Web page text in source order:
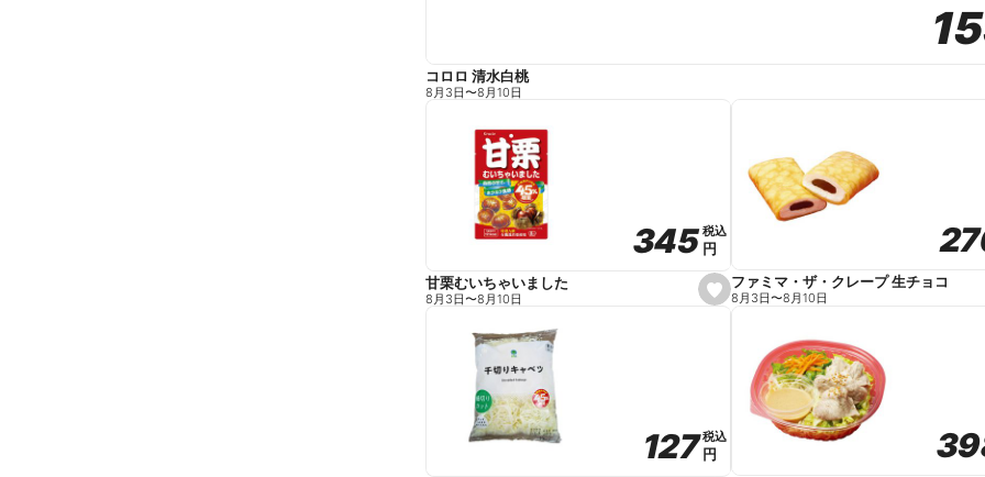
コロロ 清水白桃
8月3日〜8月10日
s
e
e
345
345税込
税込
円
円
甘栗むいちゃいました
8月3日〜8月10日
ファミマ・ザ・クレープ 生チョコ
8月3日〜8月10日
127
127税込
税込
円
円